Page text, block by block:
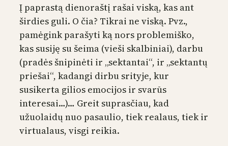
Į paprastą dienoraštį rašai viską, kas ant
širdies guli. O čia? Tikrai ne viską. Pvz.,
pamėgink parašyti ką nors problemiško,
kas susiję su šeima (vieši skalbiniai), darbu
(pradės šnipinėti ir „sektantai“, ir „sektantų
priešai“, kadangi dirbu srityje, kur
susikerta gilios emocijos ir svarūs
interesai…)… Greit suprasčiau, kad
užuolaidų nuo pasaulio, tiek realaus, tiek ir
virtualaus, visgi reikia.